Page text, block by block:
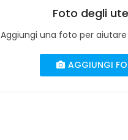
Foto degli
Aggiungi una foto per
AGGIUNGI